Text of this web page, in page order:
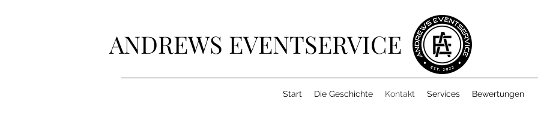
ANDREWS EVENTSERVICE
Start Die Geschichte Kontakt Services Bewertungen